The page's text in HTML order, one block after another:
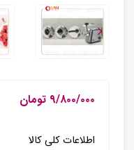
۹/۸۰۰/۰۰۰ تومان
اطلاعات کلی کالا